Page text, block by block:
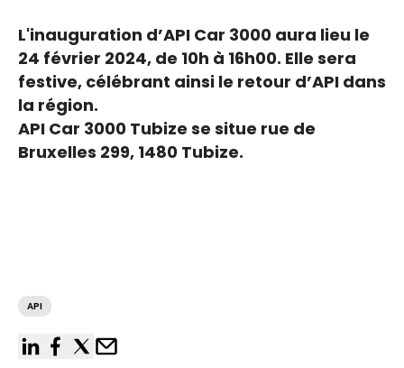
L'inauguration d’API Car 3000 aura lieu le
24 février 2024, de 10h à 16h00. Elle sera
festive, célébrant ainsi le retour d’API dans
la région.
API Car 3000 Tubize se situe rue de
Bruxelles 299, 1480 Tubize.
API